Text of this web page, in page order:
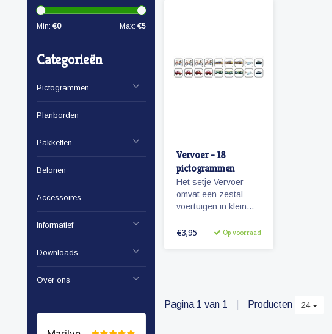
Min: €0 Max: €5
Categorieën
Pictogrammen
Planborden
Pakketten
Belonen
Accessoires
Informatief
Downloads
Over ons
Vervoer - 18
pictogrammen
Het setje Vervoer
omvat een zestal
voertuigen in klein
kunnen combineren
€3,95 Op voorraad
Pagina 1 van 1 Producten 24